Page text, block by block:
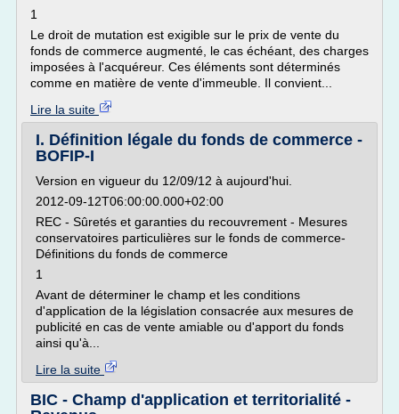
1
Le droit de mutation est exigible sur le prix de vente du
fonds de commerce augmenté, le cas échéant, des charges
imposées à l'acquéreur. Ces éléments sont déterminés
comme en matière de vente d'immeuble. Il convient...
Lire la suite
I. Définition légale du fonds de commerce -
BOFIP-I
Version en vigueur du 12/09/12 à aujourd'hui.
2012-09-12T06:00:00.000+02:00
REC - Sûretés et garanties du recouvrement - Mesures
conservatoires particulières sur le fonds de commerce-
Définitions du fonds de commerce
1
Avant de déterminer le champ et les conditions
d'application de la législation consacrée aux mesures de
publicité en cas de vente amiable ou d'apport du fonds
ainsi qu'à...
Lire la suite
BIC - Champ d'application et territorialité -